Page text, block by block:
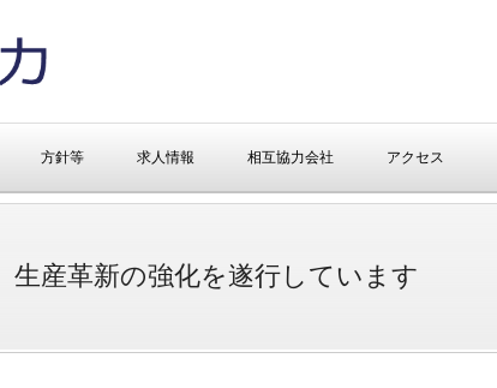
方針等 求人情報 相互協力会社 アクセス
生産革新の強化を遂行しています